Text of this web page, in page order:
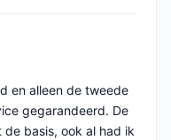
en alleen de tweede
gegarandeerd. De
basis, ook al had ik